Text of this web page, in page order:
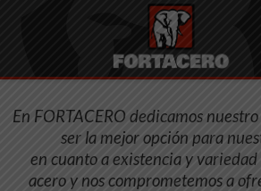
En FORTACERO dedicamos
ser la mejor opción para
en cuanto a existencia y
acero y nos comprometemos a